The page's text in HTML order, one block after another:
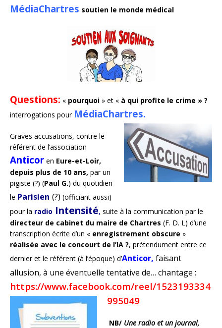
MédiaChartres soutien le monde médical
Questions: « pourquoi » et « à qui profite le crime » ?
interrogations pour MédiaChartres.
Graves accusations, contre le
référent de l’association
Anticor en Eure-et-Loir,
depuis plus de 10 ans, par un
pigiste (?) (Paul G.) du quotidien
le Parisien (?) (officiant aussi)
pour la radio Intensité, suite à la communication par le
directeur de cabinet du maire de Chartres (F. D. L) d’une
transcription écrite d’un « enregistrement obscure »
réalisée avec le concourt de l’IA ?, prétendument entre ce
dernier et le référent (à l’époque) d’Anticor, faisant
allusion, à une éventuelle tentative de… chantage :
https://www.facebook.com/reel/1523193334
995049
NB/ Une radio et un journal,